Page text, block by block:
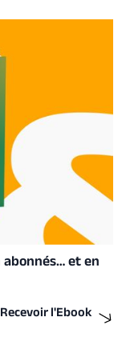
abonnés… et en
Recevoir l'Ebook